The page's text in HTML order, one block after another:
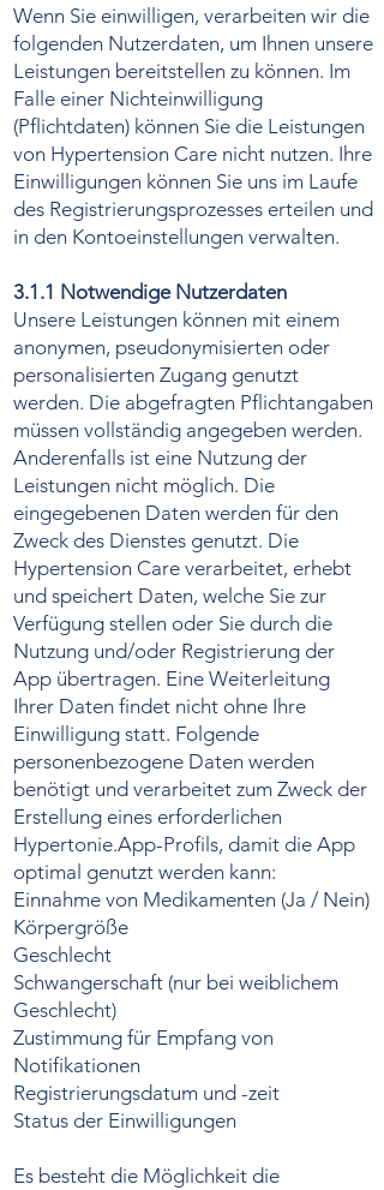
Wenn Sie einwilligen, verarbeiten wir die
folgenden Nutzerdaten, um Ihnen unsere
Leistungen bereitstellen zu können. Im
Falle einer Nichteinwilligung
(Pflichtdaten) können Sie die Leistungen
von Hypertension Care nicht nutzen. Ihre
Einwilligungen können Sie uns im Laufe
des Registrierungsprozesses erteilen und
in den Kontoeinstellungen verwalten.
3.1.1 Notwendige Nutzerdaten
Unsere Leistungen können mit einem
anonymen, pseudonymisierten oder
personalisierten Zugang genutzt
werden. Die abgefragten Pflichtangaben
müssen vollständig angegeben werden.
Anderenfalls ist eine Nutzung der
Leistungen nicht möglich. Die
eingegebenen Daten werden für den
Zweck des Dienstes genutzt. Die
Hypertension Care verarbeitet, erhebt
und speichert Daten, welche Sie zur
Verfügung stellen oder Sie durch die
Nutzung und/oder Registrierung der
App übertragen. Eine Weiterleitung
Ihrer Daten findet nicht ohne Ihre
Einwilligung statt. Folgende
personenbezogene Daten werden
benötigt und verarbeitet zum Zweck der
Erstellung eines erforderlichen
Hypertonie.App-Profils, damit die App
optimal genutzt werden kann:
Einnahme von Medikamenten (Ja / Nein)
Körpergröße
Geschlecht
Schwangerschaft (nur bei weiblichem
Geschlecht)
Zustimmung für Empfang von
Notifikationen
Registrierungsdatum und -zeit
Status der Einwilligungen
Es besteht die Möglichkeit die